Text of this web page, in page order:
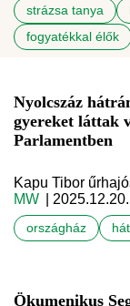
strázsa tanya
fogyatékkal élők
Nyolcszáz
gyereket láttak
Parlamentben
Kapu Tibor
MW
| 2025.12.20.
országház
Ökumenikus